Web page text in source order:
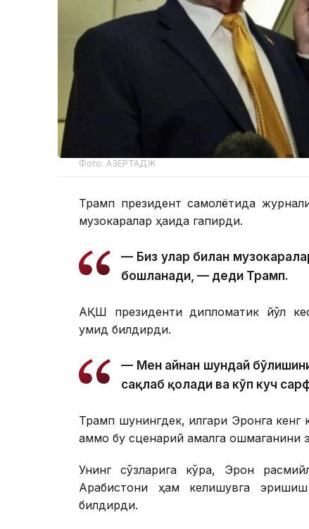
Фото: АЗЕРТАДЖ
Трамп президент самолётида
музокаралар ҳақида гапирди.
— Биз улар билан
бошланади, — деди Трамп.
АҚШ президенти дипломатик йўл
умид билдирди.
— Мен айнан шундай
сақлаб қолади ва кўп куч
Трамп шунингдек, илгари Эронга кенг
аммо бу сценарий амалга ошмаганини
Унинг сўзларига кўра, Эрон
Арабистони ҳам келишувга
билдирди.